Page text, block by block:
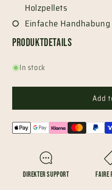
Holzpellets
Einfache
Produktdetails
In stock
Add
Payment
Direkter Support Faire